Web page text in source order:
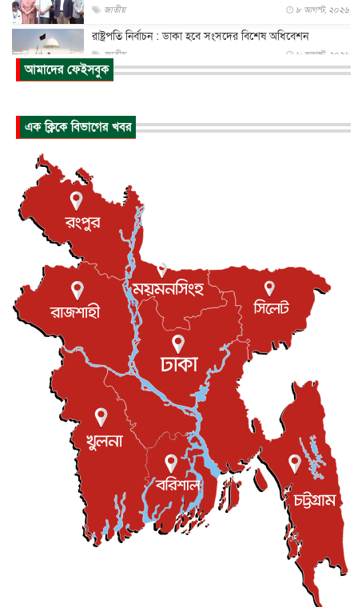
জাতীয় ৮ আগস্ট, ২০২৬
রাষ্ট্রপতি নির্বাচন : ডাকা হবে সংসদের বিশেষ অধিবেশন
জাতীয় ৮ আগস্ট, ২০২৬
প্রধানমন্ত্রীর সঙ্গে সাক্ষাতে খুদে শিল্পী অনুশ্রী রায়ের স্বপ...
পাকিস্তান-তুরস্কের সঙ্গে প্রতিরক্ষা চুক্তি সৌদি আরবকে কতটা ন...
যুক্তরাজ্যে গ্রুমিং কেলেঙ্কারি : পাকিস্তানির অপরাধে অস্বস্তি...
আন্তর্জাতিক
বিরোধ কাটিয়ে কূটনৈতিক সম্পর্ক পুনঃস্থাপন করছে মেক্সিকো ও
আন্তর্জাতিক
এবার ওটিটিতে মুক্তি পেল ‘মালিক’
বিনোদন ৮ আগস্ট, ২০২৬
রিয়ালকে ‘না’ বলা রদ্রির জন্য বার্সার কাছে কত চাইল ম্যানসিটি
খেলাধুলা
শিল্পকলায় চলচ্চিত্র উৎসব, বিনা মূল্যে দেখা যাবে ৬ সিনেমা
বিনোদন ৮ আগস্ট, ২০২৬
ইস্ট লন্ডন মসজিদের জুমার খুতবা : “কুরআন হোক জীবন দেখার
লেন্স...
ইসলাম ও জীবন ৭ আগস্ট, ২০২৬
সিলেটের কন্যা মোহিনী রশিদ এনওয়াইপিডির উচ্চপদস্থ কর্মকর্তা
দেশজুড়ে ৬ আগস্ট, ২০২৬
আজ থেকে সবার জন্য উন্মুক্ত জুলাই স্মৃতি জাদুঘর
৬ আগস্ট, ২০২৬
আমাদের ফেইসবুক
এক ক্লিকে বিভাগের খবর